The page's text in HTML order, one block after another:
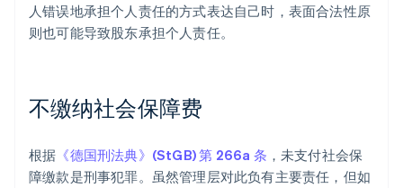
人错误地承担个人责任的方式表达自己时，表面合法性原
则也可能导致股东承担个人责任。
不缴纳社会保障费
根据 《德国刑法典》(StGB) 第 266a 条 ，未支付社会保
障缴款是刑事犯罪。虽然管理层对此负有主要责任，但如